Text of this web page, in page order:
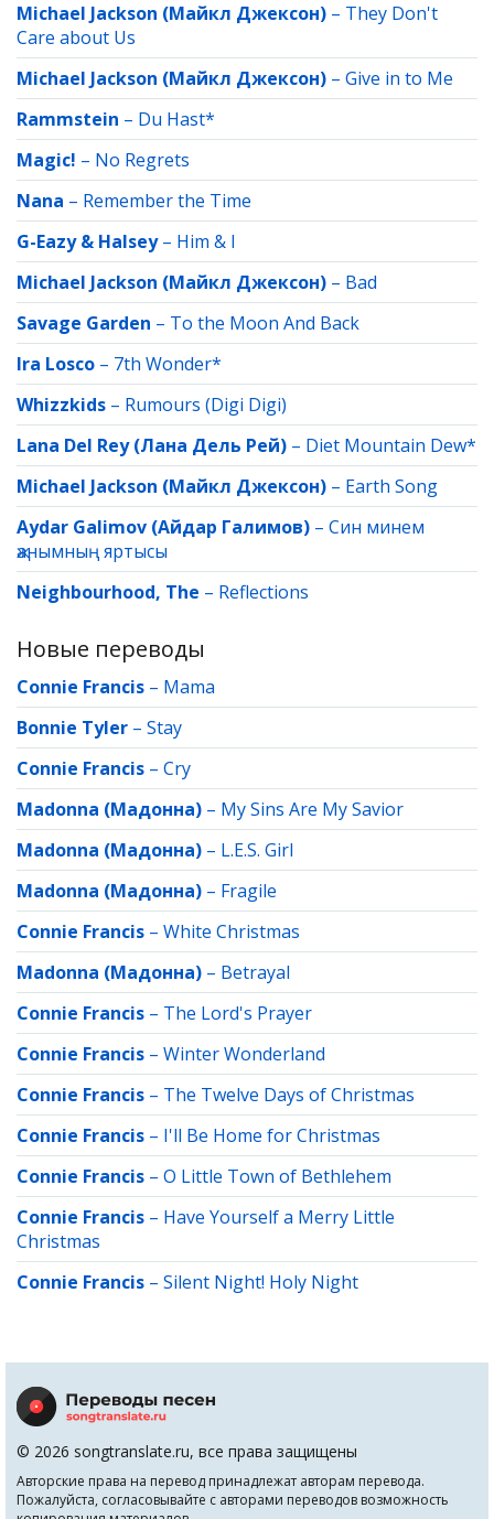
Michael Jackson (Майкл Джексон) – They Don't
Care about Us
Michael Jackson (Майкл Джексон) – Give in to Me
Rammstein – Du Hast*
Magic! – No Regrets
Nana – Remember the Time
G-Eazy & Halsey– Him & I
Michael Jackson (Майкл Джексон) – Bad
Savage Garden – To the Moon And Back
Ira Losco – 7th Wonder*
Whizzkids – Rumours (Digi Digi)
Lana Del Rey (Лана Дель Рей) – Diet Mountain Dew*
Michael Jackson (Майкл Джексон) – Earth Song
Aydar Galimov (Айдар Галимов) – Син минем
җанымның яртысы
Neighbourhood, The – Reflections
Новые переводы
Connie Francis – Mama
Bonnie Tyler – Stay
Connie Francis – Cry
Madonna (Мадонна) – My Sins Are My Savior
Madonna (Мадонна) – L.E.S. Girl
Madonna (Мадонна) – Fragile
Connie Francis – White Christmas
Madonna (Мадонна) – Betrayal
Connie Francis – The Lord's Prayer
Connie Francis – Winter Wonderland
Connie Francis – The Twelve Days of Christmas
Connie Francis – I'll Be Home for Christmas
Connie Francis – O Little Town of Bethlehem
Connie Francis – Have Yourself a Merry Little
Christmas
Connie Francis – Silent Night! Holy Night
© 2026 songtranslate.ru, все права защищены
Авторские права на перевод принадлежат авторам перевода.
Пожалуйста, согласовывайте с авторами переводов возможность